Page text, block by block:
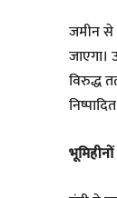
​जमीन से
विरुद्ध